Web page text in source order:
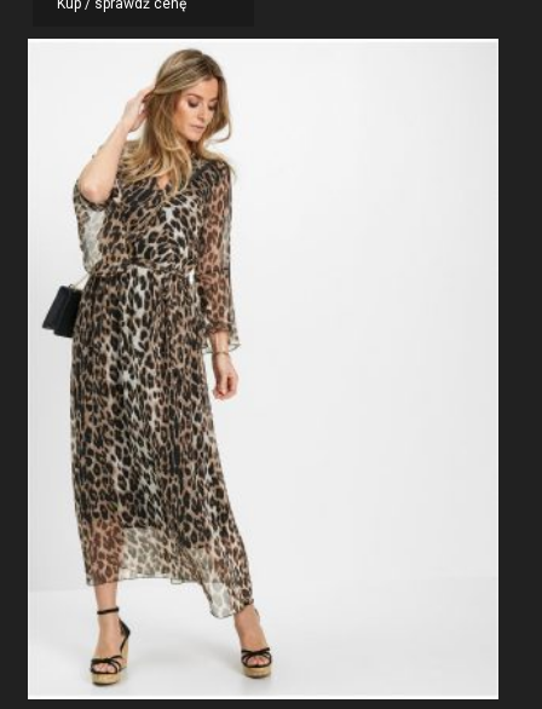
Kup / sprawdź cenę